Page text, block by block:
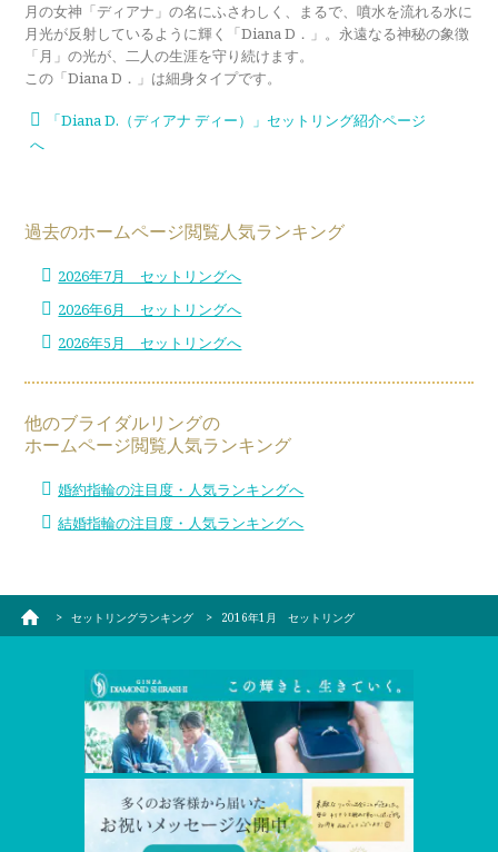
月の女神「ディアナ」の名にふさわしく、まるで、噴水を流れる水に
月光が反射しているように輝く「Diana D．」。永遠なる神秘の象徴
「月」の光が、二人の生涯を守り続けます。
この「Diana D．」は細身タイプです。
「Diana D.（ディアナ ディー）」セットリング紹介ページ
へ
過去のホームページ閲覧人気ランキング
2026年7月 セットリングへ
2026年6月 セットリングへ
2026年5月 セットリングへ
他のブライダルリングの
ホームページ閲覧人気ランキング
婚約指輪の注目度・人気ランキングへ
結婚指輪の注目度・人気ランキングへ
セットリングランキング 2016年1月 セットリング